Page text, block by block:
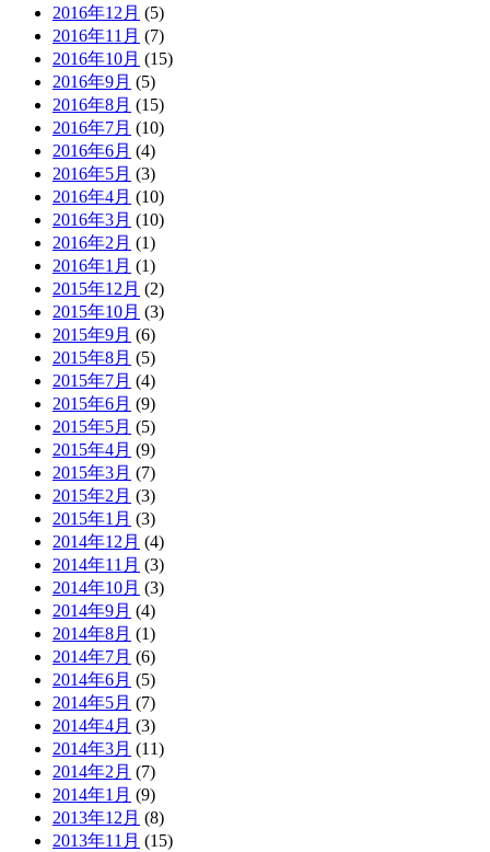
2016年12月 (5)
2016年11月 (7)
2016年10月 (15)
2016年9月 (5)
2016年8月 (15)
2016年7月 (10)
2016年6月 (4)
2016年5月 (3)
2016年4月 (10)
2016年3月 (10)
2016年2月 (1)
2016年1月 (1)
2015年12月 (2)
2015年10月 (3)
2015年9月 (6)
2015年8月 (5)
2015年7月 (4)
2015年6月 (9)
2015年5月 (5)
2015年4月 (9)
2015年3月 (7)
2015年2月 (3)
2015年1月 (3)
2014年12月 (4)
2014年11月 (3)
2014年10月 (3)
2014年9月 (4)
2014年8月 (1)
2014年7月 (6)
2014年6月 (5)
2014年5月 (7)
2014年4月 (3)
2014年3月 (11)
2014年2月 (7)
2014年1月 (9)
2013年12月 (8)
2013年11月 (15)